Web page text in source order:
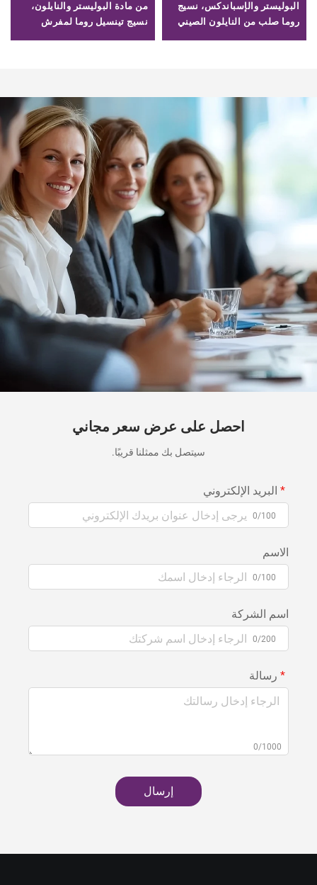
البوليستر والإسباندكس، نسيج
روما صلب من النايلون الصيني
من مادة البوليستر والنايلون،
نسيج تينسيل روما لمفرش
احصل على عرض سعر مجاني
سيتصل بك ممثلنا قريبًا.
البريد الإلكتروني
0/100
الاسم
0/100
اسم الشركة
0/200
رسالة
0/1000
إرسال